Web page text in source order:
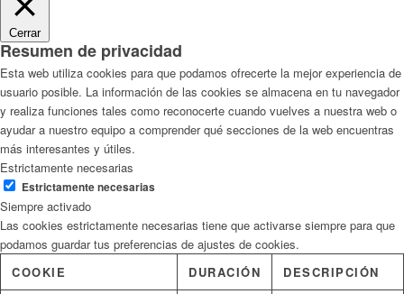
Cerrar
Resumen de privacidad
Esta web utiliza cookies para que podamos ofrecerte la mejor experiencia de
usuario posible. La información de las cookies se almacena en tu navegador
y realiza funciones tales como reconocerte cuando vuelves a nuestra web o
ayudar a nuestro equipo a comprender qué secciones de la web encuentras
más interesantes y útiles.
Estrictamente necesarias
Estrictamente necesarias
Siempre activado
Las cookies estrictamente necesarias tiene que activarse siempre para que
podamos guardar tus preferencias de ajustes de cookies.
COOKIE
DURACIÓN DESCRIPCIÓN